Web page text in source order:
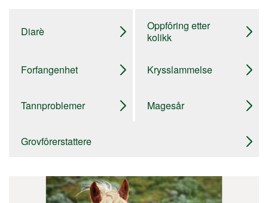
Diarè
Oppfôring etter
kolikk
Forfangenhet Krysslammelse
Tannproblemer Magesår
Grovfôrerstattere